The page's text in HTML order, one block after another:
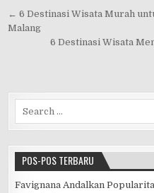
o
o
p
p
Navigasi pos
← 6 Destinasi Wisata Murah
Malang
6 Destinasi Wisata
Search for:
POS-POS TERBARU
Favignana Andalkan